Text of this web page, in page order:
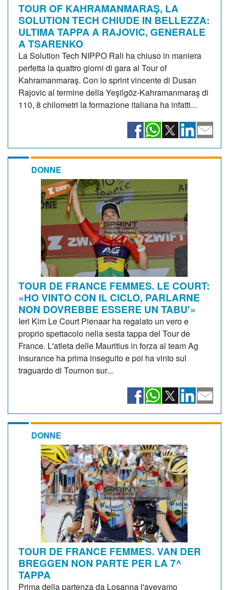
TOUR OF KAHRAMANMARAŞ, LA
SOLUTION TECH CHIUDE IN BELLEZZA:
ULTIMA TAPPA A RAJOVIC, GENERALE
A TSARENKO
La Solution Tech NIPPO Rali ha chiuso in maniera
perfetta la quattro giorni di gara al Tour of
Kahramanmaraş. Con lo sprint vincente di Dusan
Rajovic al termine della Yeşilgöz-Kahramanmaraş di
110, 8 chilometri la formazione italiana ha infatti...
DONNE
TOUR DE FRANCE FEMMES. LE COURT:
«HO VINTO CON IL CICLO, PARLARNE
NON DOVREBBE ESSERE UN TABU'»
Ieri Kim Le Court Pienaar ha regalato un vero e
proprio spettacolo nella sesta tappa del Tour de
France. L'atleta delle Mauritius in forza al team Ag
Insurance ha prima inseguito e poi ha vinto sul
traguardo di Tournon sur...
DONNE
TOUR DE FRANCE FEMMES. VAN DER
BREGGEN NON PARTE PER LA 7^
TAPPA
Prima della partenza da Losanna l'avevamo